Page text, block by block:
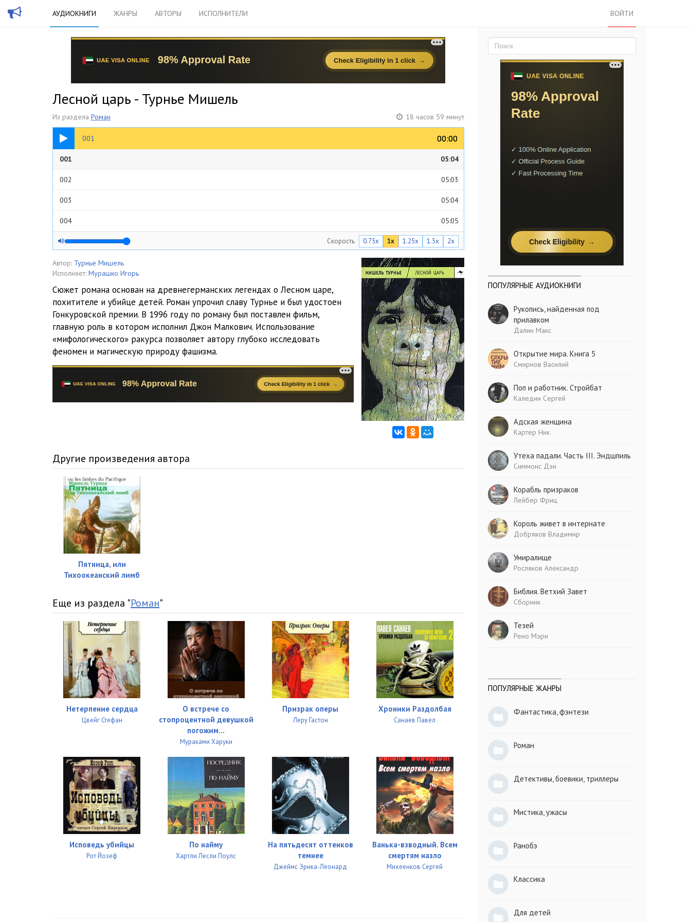
АУДИОКНИГИ ЖАНРЫ АВТОРЫ ИСПОЛНИТЕЛИ ВОЙТИ
Лесной царь - Турнье Мишель
Из раздела Роман 18 часов 59 минут
001 00:00
00:00
05:04
001 05:04
002 05:03
003 05:04
004 05:05
005 05:03
006
05:03
008 05:04
009 05:02
010 05:02
011 05:01
012 05:02
05:01
016 05:02
017
018
019
020
021
023 05:01
024 05:05
025 05:01
026 05:04
027 05:03
028 05:01
030 05:01
05:07
032 05:00
033 05:02
05:02
Скорость 0.75x 1x 1.25x 1.5x 2x
Автор: Турнье Мишель
Исполняет: Мурашко Игорь
Сюжет романа основан на древнегерманских легендах о Лесном царе,
похитителе и убийце детей. Роман упрочил славу Турнье и был удостоен
Гонкуровской премии. В 1996 году по роману был поставлен фильм,
главную роль в котором исполнил Джон Малкович. Использование
«мифологического» ракурса позволяет автору глубоко исследовать
феномен и магическую природу фашизма.
Другие произведения автора
Пятница, или
Тихоокеанский лимб
Еще из раздела "Роман"
Нетерпение сердца
Цвейг Стефан
О встрече со
стопроцентной девушкой
погожим...
Мураками Харуки
Призрак оперы
Леру Гастон
Хроники Раздолбая
Санаев Павел
Исповедь убийцы
Рот Йозеф
По найму
Хартли Лесли Поулс
На пятьдесят оттенков
темнее
Джеймс Эрика-Леонард
Ванька-взводный. Всем
смертям назло
Михеенков Сергей
ПОПУЛЯРНЫЕ АУДИОКНИГИ
Рукопись, найденная под
прилавком
Далин Макс
Открытие мира. Книга 5
Смирнов Василий
Поп и работник. Стройбат
Каледин Сергей
Адская женщина
Картер Ник
Утеха падали. Часть III. Эндшпиль
Симмонс Дэн
Корабль призраков
Лейбер Фриц
Король живет в интернате
Добряков Владимир
Умиралище
Росляков Александр
Библия. Ветхий Завет
Сборник
Тезей
Рено Мэри
ПОПУЛЯРНЫЕ ЖАНРЫ
Фантастика, фэнтези
Роман
Детективы, боевики, триллеры
Мистика, ужасы
Ранобэ
Классика
Для детей